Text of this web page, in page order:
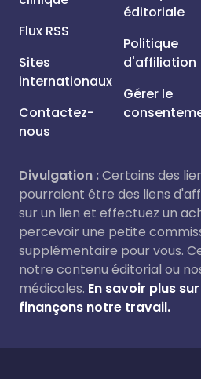
Flux RSS
Sites
internationaux
Contactez-
nous
éditoriale
Politique
d'affiliation
Gérer le
Divulgation :Certains des
pourraient être des liens
sur un lien et effectuez un
percevoir une petite
supplémentaire pour vous.
notre contenu éditorial ou
médicales. En savoir plus
finançons notre travail.